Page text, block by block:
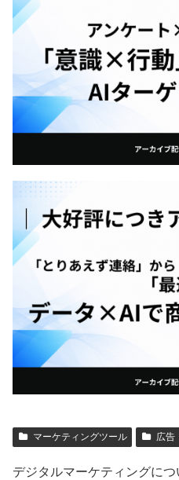
マーケティングツール 広告
デジタルマーケティングに